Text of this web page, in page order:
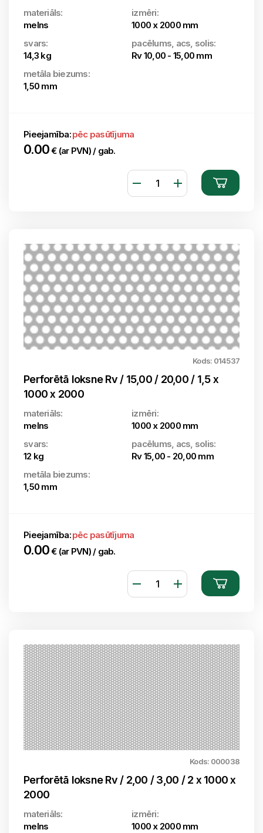
materiāls:
melns
izmēri:
1000 x 2000 mm
svars:
14,3 kg
pacēlums, acs, solis:
Rv 10,00 - 15,00 mm
metāla biezums:
1,50 mm
Pieejamība:pēc pasūtījuma
0.00€ (ar PVN) / gab.
Kods: 014537
Perforētā loksne Rv / 15,00 / 20,00 / 1,5 x
1000 x 2000
materiāls:
melns
izmēri:
1000 x 2000 mm
svars:
12 kg
pacēlums, acs, solis:
Rv 15,00 - 20,00 mm
metāla biezums:
1,50 mm
Pieejamība:pēc pasūtījuma
0.00€ (ar PVN) / gab.
Kods: 000038
Perforētā loksne Rv / 2,00 / 3,00 / 2 x 1000 x
2000
materiāls:
melns
izmēri:
1000 x 2000 mm